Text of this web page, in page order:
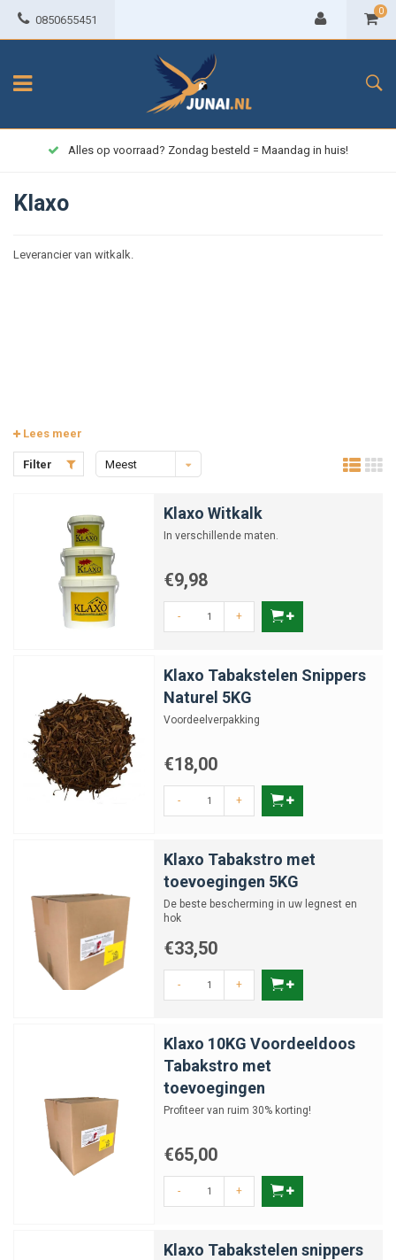
0850655451
0
Alles op voorraad? Zondag besteld = Maandag in huis!
Klaxo
Leverancier van witkalk.
Lees meer
Filter
Meest
Klaxo Witkalk
In verschillende maten.
€9,98
- +
Klaxo Tabakstelen Snippers
Naturel 5KG
Voordeelverpakking
€18,00
- +
Klaxo Tabakstro met
toevoegingen 5KG
De beste bescherming in uw legnest en
hok
€33,50
- +
Klaxo 10KG Voordeeldoos
Tabakstro met
toevoegingen
Profiteer van ruim 30% korting!
€65,00
- +
Klaxo Tabakstelen snippers